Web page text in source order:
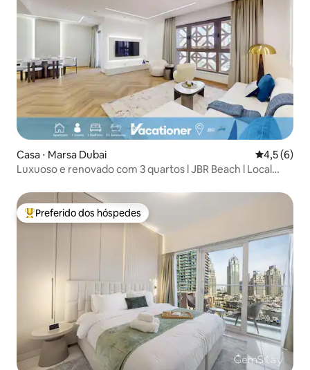
Casa ⋅ Marsa Dubai 4,5 de
4,5 (6)
Luxuoso e renovado com 3 quartos l JBR Beach l Local
Entre os melhores preferidos dos hóspedes
Preferido dos hóspedes